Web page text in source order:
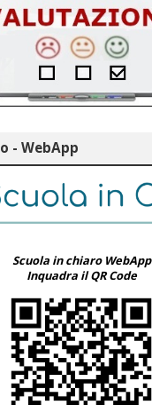
- WebApp
Scuola in chiaro WebApp
Inquadra il QR Code